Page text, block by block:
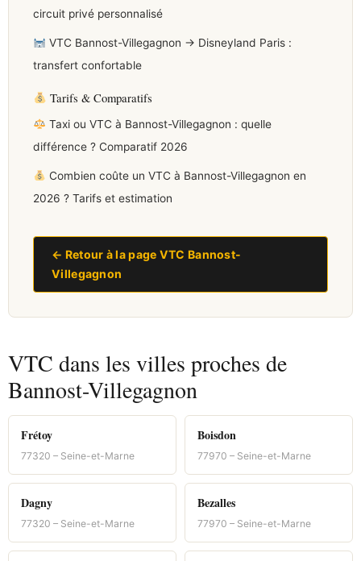
circuit privé personnalisé
VTC Bannost-Villegagnon → Disneyland Paris :
transfert confortable
Tarifs & Comparatifs
Taxi ou VTC à Bannost-Villegagnon : quelle
différence ? Comparatif 2026
Combien coûte un VTC à Bannost-Villegagnon en
2026 ? Tarifs et estimation
← Retour à la page VTC Bannost-
Villegagnon
VTC dans les villes proches de
Bannost-Villegagnon
Frétoy
77320 – Seine-et-Marne
Boisdon
77970 – Seine-et-Marne
Dagny
77320 – Seine-et-Marne
Bezalles
77970 – Seine-et-Marne